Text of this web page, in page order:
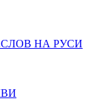
НА РУСИ